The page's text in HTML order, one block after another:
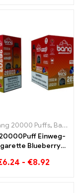
,Einweg-E-
20000 Puffs, Bang KING
Einweg-
Blueberry
Dual Mesh
6.24 - €8.92